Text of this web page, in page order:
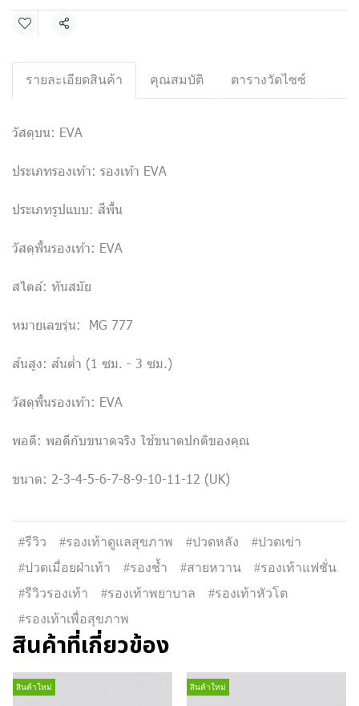
แชร์
รายละเอียดสินค้า คุณสมบัติ ตารางวัดไซซ์
วัสดุบน: EVA
ประเภทรองเท้า: รองเท้า EVA
ประเภทรูปแบบ: สีพื้น
วัสดุพื้นรองเท้า: EVA
สไตล์: ทันสมัย
หมายเลขรุ่น: MG 777
ส้นสูง: ส้นต่ำ (1 ซม. - 3 ซม.)
วัสดุพื้นรองเท้า: EVA
พอดี: พอดีกับขนาดจริง ใช้ขนาดปกติของคุณ
ขนาด: 2-3-4-5-6-7-8-9-10-11-12 (UK)
#รีวิว #รองเท้าดูแลสุขภาพ #ปวดหลัง
#ปวดเข่า
#ปวดเมื่อยฝ่าเท้า
#รองช้ำ #สายหวาน
#รองเท้าแฟชั่น
#รีวิวรองเท้า
#รองเท้าพยาบาล
#รองเท้าหัวโต
#รองเท้าเพื่อสุขภาพ
สินค้าที่เกี่ยวข้อง
สินค้าใหม่ สินค้าใหม่